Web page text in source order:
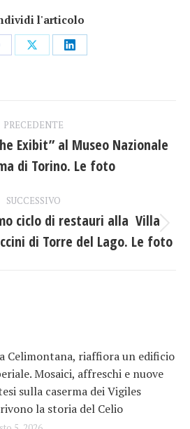
l'articolo
CondividiCondividi
PRECEDENTE
Post
precedente:
Exibit” al Museo Nazionale
di Torino. Le foto
SUCCESSIVO
Prossimo
post:
ciclo di restauri alla Villa
di Torre del Lago. Le foto
Celimontana, riaffiora un edificio
Mosaici, affreschi e nuove
sulla caserma dei Vigiles
la storia del Celio